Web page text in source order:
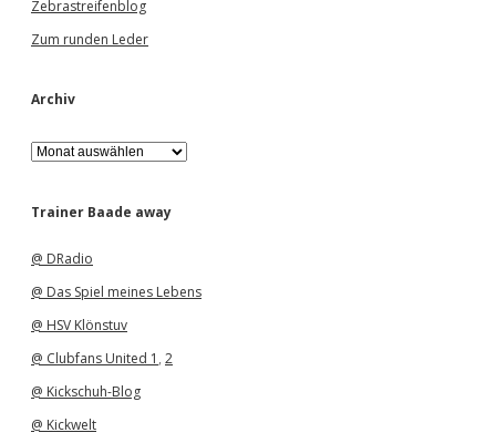
Zebrastreifenblog
Zum runden Leder
Archiv
A
r
h
Trainer Baade away
@ DRadio
@ Das Spiel meines Lebens
@ HSV Klönstuv
@ Clubfans United 1 , 2
@ Kickschuh-Blog
@ Kickwelt